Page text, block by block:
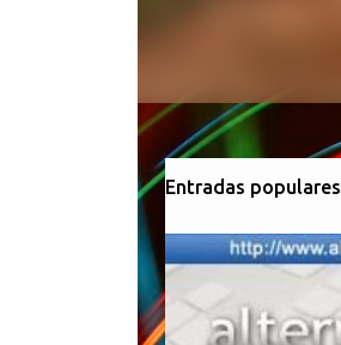
Entradas populares